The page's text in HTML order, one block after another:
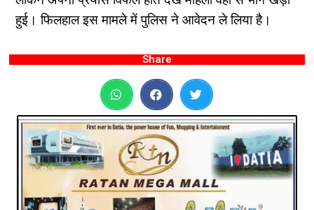
हुई। फिलहाल इस मामले में पुलिस ने आवेदन ले लिया है।
Share